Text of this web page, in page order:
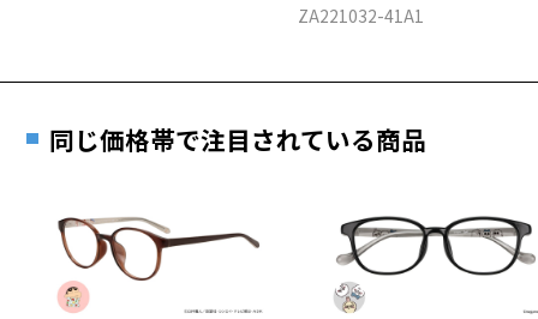
8g
※着脱式サングラス：デモレンズ、アタッチメント込みの重さ
タイプ
安心3 かかり具合調整無料
す。
お近くのZoff実店舗にて度数を測定いただけます（無料）。
その際は記入用紙をダウンロードしてお使いください。
ZA221032-41A1
同じ価格帯で注目されている商品